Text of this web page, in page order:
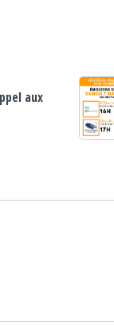
aux